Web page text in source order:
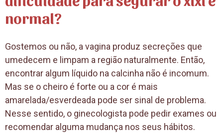
normal?
Gostemos ou não, a vagina produz secreções que
umedecem e limpam a região naturalmente. Então,
encontrar algum líquido na calcinha não é incomum.
Mas se o cheiro é forte ou a cor é mais
amarelada/esverdeada pode ser sinal de problema.
Nesse sentido, o ginecologista pode pedir exames ou
recomendar alguma mudança nos seus hábitos.